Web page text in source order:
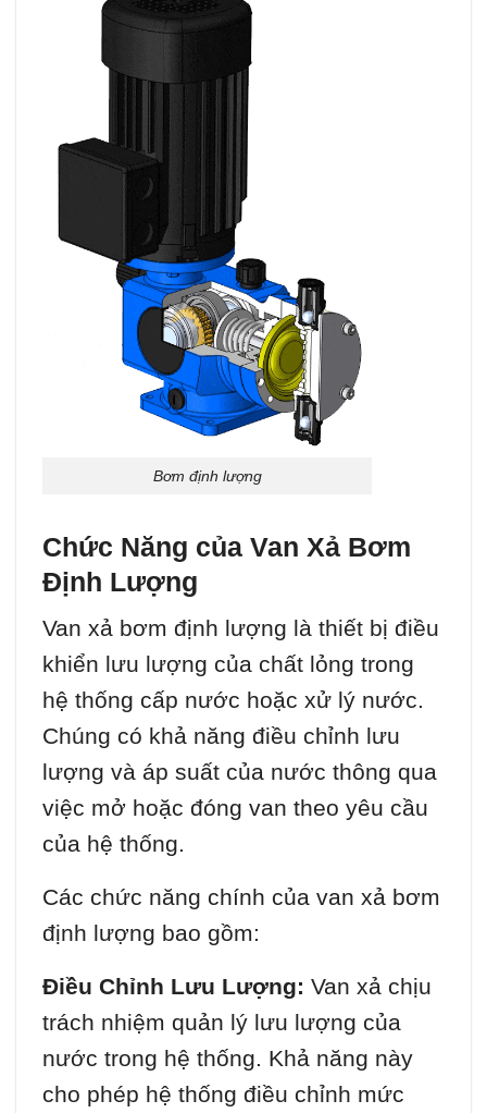
Bơm định lượng
Chức Năng của Van Xả Bơm
Định Lượng
Van xả bơm định lượng là thiết bị điều
khiển lưu lượng của chất lỏng trong
hệ thống cấp nước hoặc xử lý nước.
Chúng có khả năng điều chỉnh lưu
lượng và áp suất của nước thông qua
việc mở hoặc đóng van theo yêu cầu
của hệ thống.
Các chức năng chính của van xả bơm
định lượng bao gồm:
Điều Chỉnh Lưu Lượng: Van xả chịu
trách nhiệm quản lý lưu lượng của
nước trong hệ thống. Khả năng này
cho phép hệ thống điều chỉnh mức